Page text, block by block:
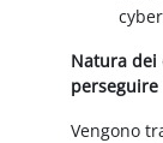
Natura dei
Vengono